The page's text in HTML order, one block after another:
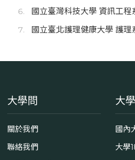
國立臺灣科技大學 資訊工程
國立臺北護理健康大學 護理
大學問
關於我們
聯絡我們
大
國內
大學